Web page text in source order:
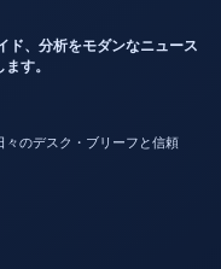
ド、分析をモダンなニュース
す。
々のデスク・ブリーフと信頼